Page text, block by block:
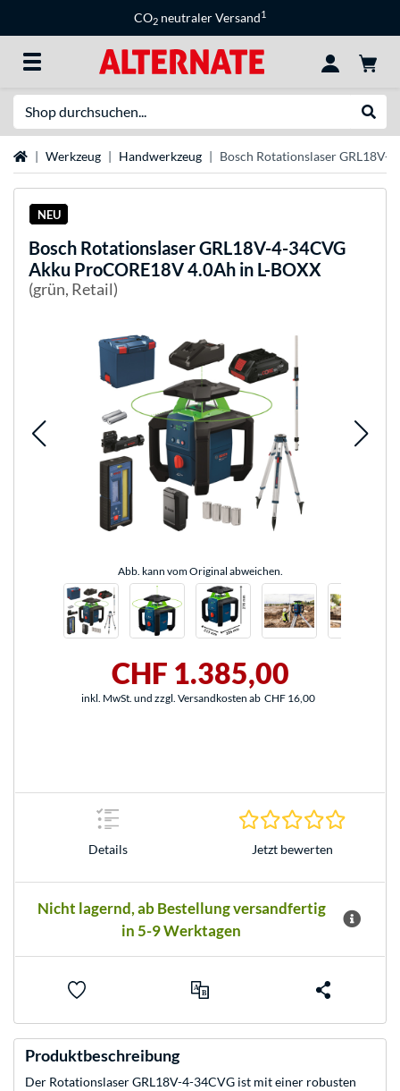
CO2 neutraler Versand1
StartseiteWerkzeug Handwerkzeug Bosch Rotationslaser GRL18V-
NEU
Bosch Rotationslaser GRL18V-4-34CVG
Akku ProCORE18V 4.0Ah in L-BOXX
(grün, Retail)
Abb. kann vom Original abweichen.
CHF 1.385,00
inkl. MwSt. und zzgl. Versandkosten ab CHF 16,00
Details Jetzt bewerten
Nicht lagernd, ab Bestellung versandfertig
in 5-9 Werktagen
Produktbeschreibung
Der Rotationslaser GRL18V-4-34CVG ist mit einer robusten